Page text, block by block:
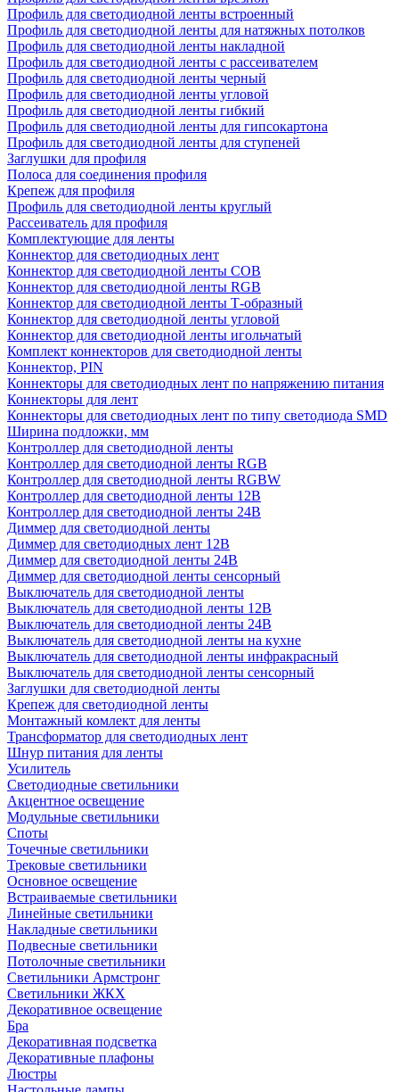
Профиль для светодиодной ленты встроенный
Профиль для светодиодной ленты для натяжных потолков
Профиль для светодиодной ленты накладной
Профиль для светодиодной ленты с рассеивателем
Профиль для светодиодной ленты черный
Профиль для светодиодной ленты угловой
Профиль для светодиодной ленты гибкий
Профиль для светодиодной ленты для гипсокартона
Профиль для светодиодной ленты для ступеней
Заглушки для профиля
Полоса для соединения профиля
Крепеж для профиля
Профиль для светодиодной ленты круглый
Рассеиватель для профиля
Комплектующие для ленты
Коннектор для светодиодных лент
Коннектор для светодиодной ленты COB
Коннектор для светодиодной ленты RGB
Коннектор для светодиодной ленты Т-образный
Коннектор для светодиодной ленты угловой
Коннектор для светодиодной ленты игольчатый
Комплект коннекторов для светодиодной ленты
Коннектор, PIN
Коннекторы для светодиодных лент по напряжению питания
Коннекторы для лент
Коннекторы для светодиодных лент по типу светодиода SMD
Ширина подложки, мм
Контроллер для светодиодной ленты
Контроллер для светодиодной ленты RGB
Контроллер для светодиодной ленты RGBW
Контроллер для светодиодной ленты 12В
Контроллер для светодиодной ленты 24В
Диммер для светодиодной ленты
Диммер для светодиодных лент 12В
Диммер для светодиодной ленты 24В
Диммер для светодиодной ленты сенсорный
Выключатель для светодиодной ленты
Выключатель для светодиодной ленты 12В
Выключатель для светодиодной ленты 24В
Выключатель для светодиодной ленты на кухне
Выключатель для светодиодной ленты инфракрасный
Выключатель для светодиодной ленты сенсорный
Заглушки для светодиодной ленты
Крепеж для светодиодной ленты
Монтажный комлект для ленты
Трансформатор для светодиодных лент
Шнур питания для ленты
Усилитель
Светодиодные светильники
Акцентное освещение
Модульные светильники
Споты
Точечные светильники
Трековые светильники
Основное освещение
Встраиваемые светильники
Линейные светильники
Накладные светильники
Подвесные светильники
Потолочные светильники
Светильники Армстронг
Светильники ЖКХ
Декоративное освещение
Бра
Декоративная подсветка
Декоративные плафоны
Люстры